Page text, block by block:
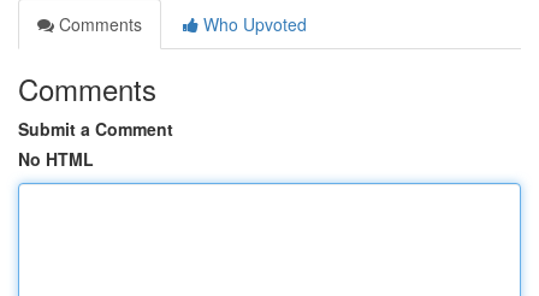
Comments
Who Upvoted
Comments
Submit a Comment
No HTML